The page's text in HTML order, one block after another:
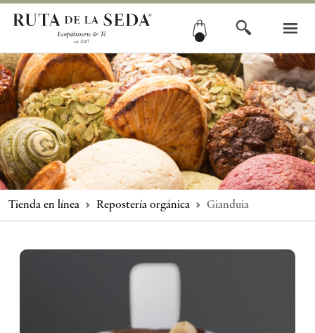
Tienda en línea Repostería orgánica Gianduia